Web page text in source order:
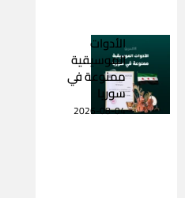
الأدوات
الموسيقية
ممنوعة في
سوريا
2026-08-04